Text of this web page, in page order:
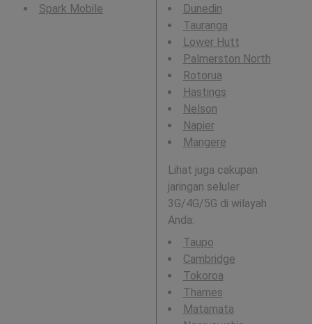
Spark Mobile
Dunedin
Tauranga
Lower Hutt
Palmerston North
Rotorua
Hastings
Nelson
Napier
Mangere
Lihat juga cakupan
jaringan seluler
3G/4G/5G di wilayah
Anda:
Taupo
Cambridge
Tokoroa
Thames
Matamata